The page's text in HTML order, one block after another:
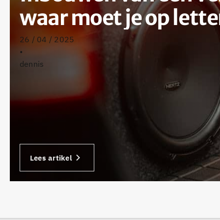
waar moet je op
26 / 04 / 2025
•
dennis
Lees artikel